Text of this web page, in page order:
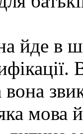
йде в
мова